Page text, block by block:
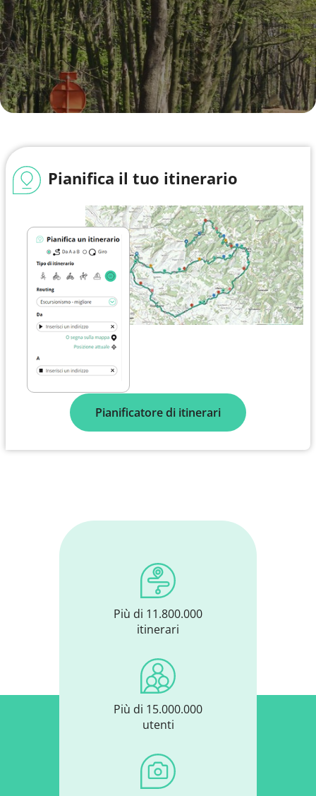
Pianifica il tuo itinerario
Pianificatore di itinerari
Più di 11.800.000
itinerari
Più di 15.000.000
utenti